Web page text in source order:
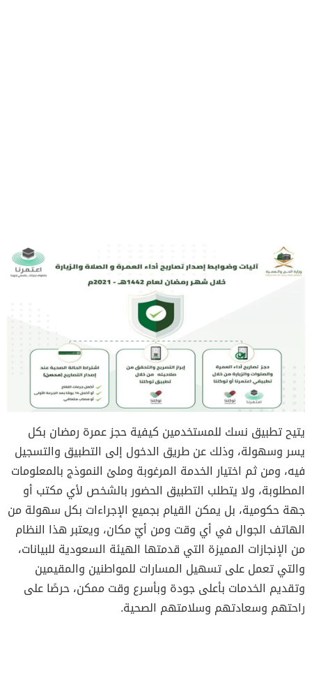
يتيح تطبيق نسك للمستخدمين كيفية حجز عمرة رمضان بكل
يسر وسهولة، وذلك عن طريق الدخول إلى التطبيق والتسجيل
فيه، ومن ثم اختيار الخدمة المرغوبة وملئ النموذج بالمعلومات
المطلوبة، ولا يتطلب التطبيق الحضور بالشخص لأي مكتب أو
جهة حكومية، بل يمكن القيام بجميع الإجراءات بكل سهولة من
الهاتف الجوال في أي وقت ومن أيّ مكان، ويعتبر هذا النظام
من الإنجازات المميزة التي قدمتها الهيئة السعودية للبيانات،
والتي تعمل على تسهيل المسارات للمواطنين والمقيمين
وتقديم الخدمات بأعلى جودة وبأسرع وقت ممكن، حرصًا على
راحتهم وسعادتهم وسلامتهم الصحية.